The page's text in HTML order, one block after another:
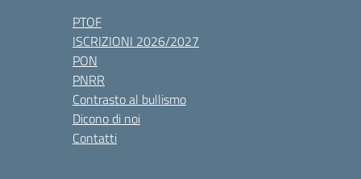
PTOF
ISCRIZIONI 2026/2027
PON
PNRR
Contrasto al bullismo
Dicono di noi
Contatti